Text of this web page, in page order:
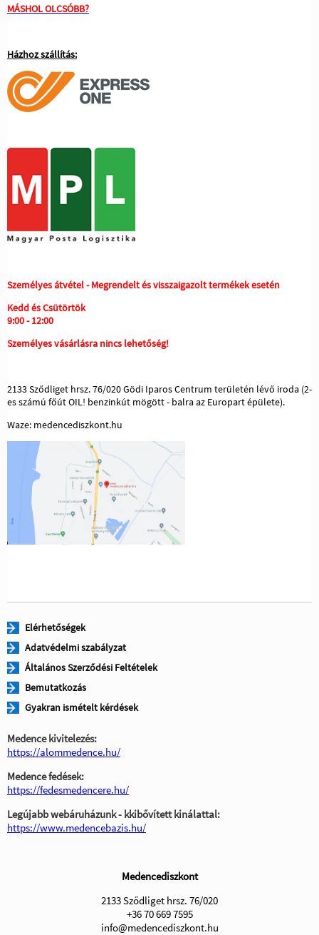
MÁSHOL OLCSÓBB?
Házhoz szállítás:
Személyes átvétel - Megrendelt és visszaigazolt termékek esetén
Kedd és Csütörtök
9:00 - 12:00
Személyes vásárlásra nincs lehetőség!
2133 Sződliget hrsz. 76/020 Gödi Iparos Centrum területén lévő iroda (2-
es számú főút OIL! benzinkút mögött - balra az Europart épülete).
Waze: medencediszkont.hu
Elérhetőségek
Adatvédelmi szabályzat
Általános Szerződési Feltételek
Bemutatkozás
Gyakran ismételt kérdések
Medence kivitelezés:
https://alommedence.hu/
Medence fedések:
https://fedesmedencere.hu/
Legújabb webáruházunk - kkibővített kinálattal:
https://www.medencebazis.hu/
Medencediszkont
2133 Sződliget hrsz. 76/020
+36 70 669 7595
info@medencediszkont.hu